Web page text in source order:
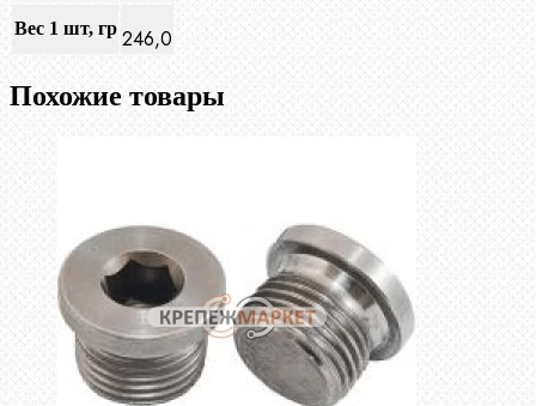
Вес 1 шт, гр 246,0
Похожие товары